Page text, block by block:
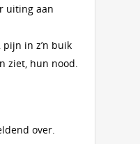
uiting aan
pijn in z’n buik
ziet, hun nood.
over.